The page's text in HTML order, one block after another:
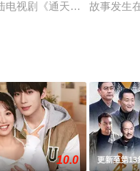
，她曾经有过一段婚姻，
电视剧《通天神探》又名
故事发生
10.0 更新至第13